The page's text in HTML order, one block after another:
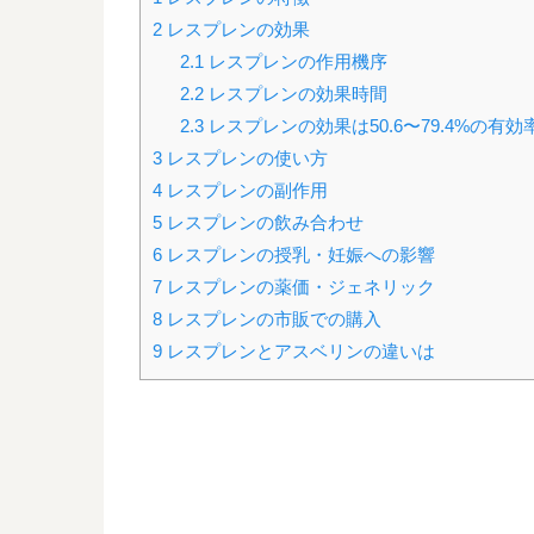
2 レスプレンの効果
2.1 レスプレンの作用機序
2.2レスプレンの効果時間
2.3レスプレンの効果は50.6〜79.4%の有効
3 レスプレンの使い方
4 レスプレンの副作用
5 レスプレンの飲み合わせ
6 レスプレンの授乳・妊娠への影響
7 レスプレンの薬価・ジェネリック
8 レスプレンの市販での購入
9 レスプレンとアスベリンの違いは